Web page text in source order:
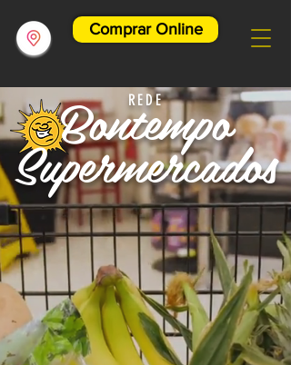
Comprar Online
REDE
Bontempo
Supermercados